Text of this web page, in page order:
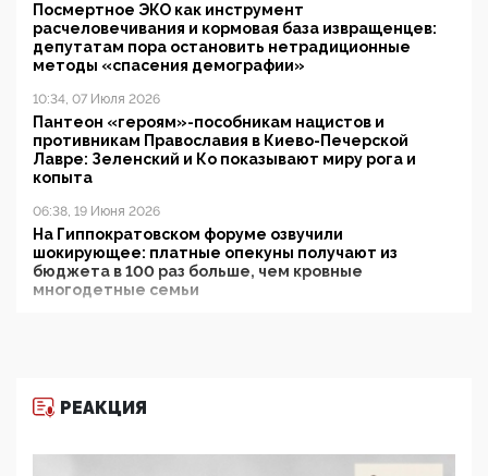
Посмертное ЭКО как инструмент
расчеловечивания и кормовая база извращенцев:
депутатам пора остановить нетрадиционные
методы «спасения демографии»
10:34, 07 Июля 2026
Пантеон «героям»-пособникам нацистов и
противникам Православия в Киево-Печерской
Лавре: Зеленский и Ко показывают миру рога и
копыта
06:38, 19 Июня 2026
На Гиппократовском форуме озвучили
шокирующее: платные опекуны получают из
бюджета в 100 раз больше, чем кровные
многодетные семьи
11:53, 09 Июня 2026
деятельность ИИТО ЮНЕСКО в России, но
РЕАКЦИЯ